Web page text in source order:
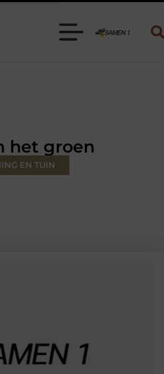
klus
het groen
EN TUIN